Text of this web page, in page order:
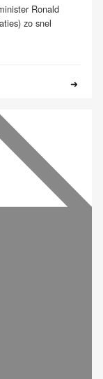
Ronald
zo snel